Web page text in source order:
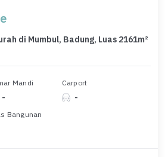
di Mumbul, Badung, Luas 2161m²
Mandi
-
Carport
-
Bangunan